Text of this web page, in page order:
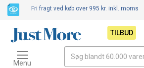
Fri fragt ved køb over 995 kr. inkl. moms
TILBUD
Toggle
navigation
Menu